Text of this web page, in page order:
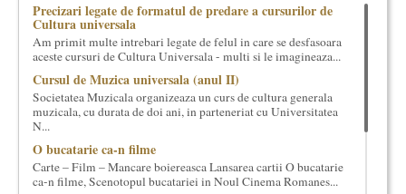
inceput cu muzica clasica - si de aici numele -, insa acum
dezvoltam proiecte si in alte domenii ale culturii.
Facem management cultural, dezvoltam si administram proiecte
proprii sau preluate, modele si sisteme de finantare, marketing
cultural si consultanta. Organizam concursuri, concerte si
evenimente culturale, private sau publice, tinem cursuri de
cultura generala muzicala, teatrala, filosofica si de alte feluri.
Cuvinte in plus despre proiect, despre cei care il administreaza si
cei care il finantateaza sunt in rubricile de mai jos.
Precizari legate de formatul de predare a cursurilor de
Cultura universala
Am primit multe intrebari legate de felul in care se desfasoara
aceste cursuri de Cultura Universala - multi si le imagineaza...
Cursul de Muzica universala (anul II)
Societatea Muzicala organizeaza un curs de cultura generala
muzicala, cu durata de doi ani, in parteneriat cu Universitatea
N...
O bucatarie ca-n filme
Carte – Film – Mancare boiereasca Lansarea cartii O bucatarie
ca-n filme, Scenotopul bucatariei in Noul Cinema Romanes...